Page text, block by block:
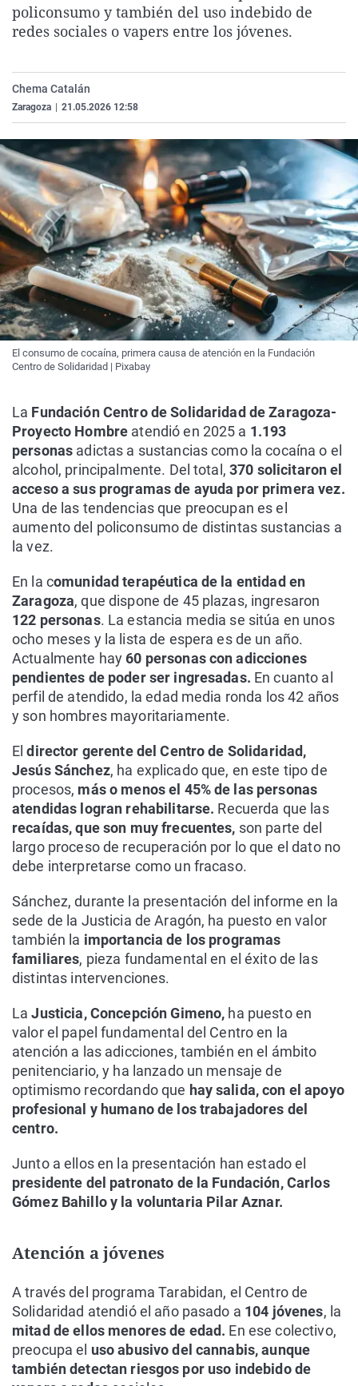
La rosa de los vientos
Gente viajera
Como el perro y el
Caso
Retornados
Equipo de
Extremadura
Galicia
La Rioja
País Vasco
Virales
Televisión
Elecciones
policonsumo y también del uso indebido de
redes sociales o vapers entre los jóvenes.
Chema Catalán
Zaragoza 21.05.2026 12:58
El consumo de cocaína, primera causa de atención en la Fundación
Centro de Solidaridad | Pixabay
La Fundación Centro de Solidaridad de Zaragoza-
Proyecto Hombre atendió en 2025 a 1.193
personas adictas a sustancias como la cocaína o el
alcohol, principalmente. Del total,370 solicitaron el
acceso a sus programas de ayuda por primera vez.
Una de las tendencias que preocupan es el
aumento del policonsumo de distintas sustancias a
la vez.
En la comunidad terapéutica de la entidad en
Zaragoza, que dispone de 45 plazas, ingresaron
122 personas. La estancia media se sitúa en unos
ocho meses y la lista de espera es de un año.
Actualmente hay60 personas con adicciones
pendientes de poder ser ingresadas. En cuanto al
perfil de atendido, la edad media ronda los 42 años
y son hombres mayoritariamente.
Eldirector gerente del Centro de Solidaridad,
Jesús Sánchez, ha explicado que, en este tipo de
procesos, más o menos el 45% de las personas
atendidas logran rehabilitarse. Recuerda que las
recaídas, que son muy frecuentes, son parte del
largo proceso de recuperación por lo que el dato no
debe interpretarse como un fracaso.
Sánchez, durante la presentación del informe en la
sede de la Justicia de Aragón, ha puesto en valor
también la importancia de los programas
familiares, pieza fundamental en el éxito de las
distintas intervenciones.
LaJusticia, Concepción Gimeno, ha puesto en
valor el papel fundamental del Centro en la
atención a las adicciones, también en el ámbito
penitenciario, y ha lanzado un mensaje de
optimismo recordando que hay salida, con el apoyo
profesional y humano de los trabajadores del
centro.
Junto a ellos en la presentación han estado el
presidente del patronato de la Fundación, Carlos
Gómez Bahillo y la voluntaria Pilar Aznar.
Atención a jóvenes
A través del programa Tarabidan, el Centro de
Solidaridad atendió el año pasado a 104 jóvenes, la
mitad de ellos menores de edad. En ese colectivo,
preocupa el uso abusivo del cannabis, aunque
también detectan riesgos por uso indebido de